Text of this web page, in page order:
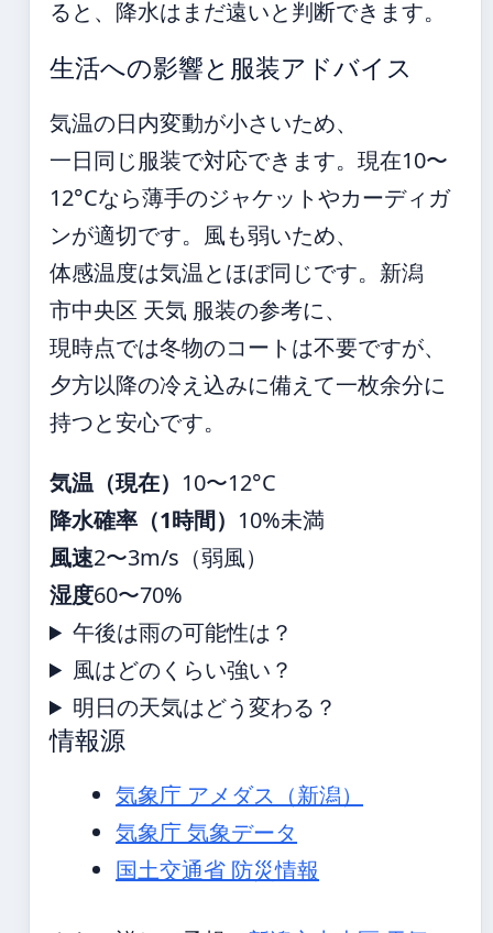
ると、降水はまだ遠いと判断できます。
生活への影響と服装アドバイス
気温の日内変動が小さいため、
一日同じ服装で対応できます。現在10〜
12°Cなら薄手のジャケットやカーディガ
ンが適切です。風も弱いため、
体感温度は気温とほぼ同じです。新潟
市中央区 天気 服装の参考に、
現時点では冬物のコートは不要ですが、
夕方以降の冷え込みに備えて一枚余分に
持つと安心です。
気温（現在） 10〜12°C
降水確率（1時間） 10%未満
風速2〜3m/s（弱風）
湿度60〜70%
午後は雨の可能性は？
風はどのくらい強い？
明日の天気はどう変わる？
情報源
気象庁 アメダス（新潟）
気象庁 気象データ
国土交通省 防災情報